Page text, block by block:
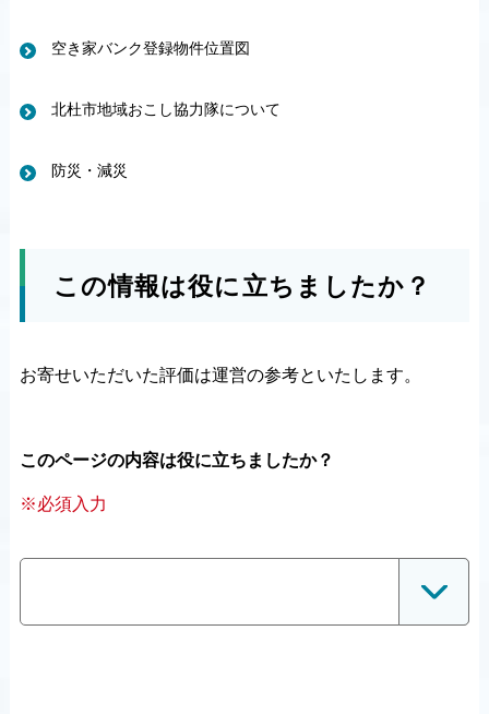
空き家バンク登録物件位置図
北杜市地域おこし協力隊について
防災・減災
この情報は役に立ちましたか？
お寄せいただいた評価は運営の参考といたします。
このページの内容は役に立ちましたか？
※必須入力